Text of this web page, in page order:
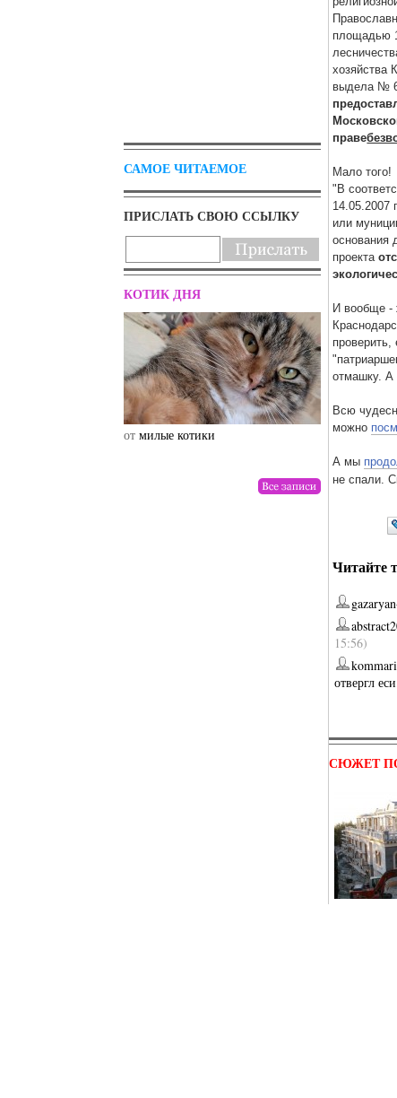
САМОЕ ЧИТАЕМОЕ
ПРИСЛАТЬ СВОЮ ССЫЛКУ
КОТИК ДНЯ
отмилые котики от
площадью
хозяйства
выдела №
праве
Мало того!
"В
14.05.2007
или
основания
проекта
И вообще -
проверить,
отмашку. А
Всю
можно
А мы
не спали.
Читайте
15:56)
kommari
отвергл
СЮЖЕТ